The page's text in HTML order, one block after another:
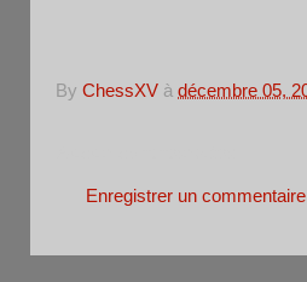
By ChessXV à décembre 05,
Enregistrer un commentaire